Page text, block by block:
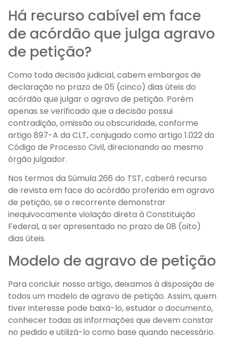
Há recurso cabível em face
de acórdão que julga agravo
de petição?
Como toda decisão judicial, cabem embargos de
declaração no prazo de 05 (cinco) dias úteis do
acórdão que julgar o agravo de petição. Porém
apenas se verificado que a decisão possui
contradição, omissão ou obscuridade, conforme
artigo 897-A da CLT, conjugado como artigo 1.022 do
Código de Processo Civil, direcionando ao mesmo
órgão julgador.
Nos termos da Súmula 266 do TST, caberá recurso
de revista em face do acórdão proferido em agravo
de petição, se o recorrente demonstrar
inequivocamente violação direta à Constituição
Federal, a ser apresentado no prazo de 08 (oito)
dias úteis.
Modelo de agravo de petição
Para concluir nosso artigo, deixamos à disposição de
todos um modelo de agravo de petição. Assim, quem
tiver interesse pode baixá-lo, estudar o documento,
conhecer todas as informações que devem constar
no pedido e utilizá-lo como base quando necessário.